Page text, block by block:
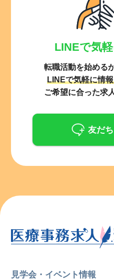
LINEで気
転職活動を始める
LINEで気軽に情
ご希望に合った求
友だ
見学会・イベント情報